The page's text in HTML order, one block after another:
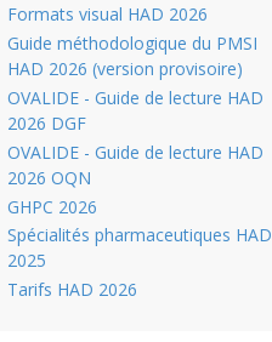
Formats visual HAD 2026
Guide méthodologique du PMSI
HAD 2026 (version provisoire)
OVALIDE - Guide de lecture HAD
2026 DGF
OVALIDE - Guide de lecture HAD
2026 OQN
GHPC 2026
Spécialités pharmaceutiques HAD
2025
Tarifs HAD 2026